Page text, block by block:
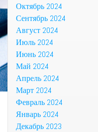
Октябрь 2024
Сентябрь 2024
Август 2024
Июль 2024
Июнь 2024
Май 2024
Апрель 2024
Март 2024
Февраль 2024
Январь 2024
Декабрь 2023